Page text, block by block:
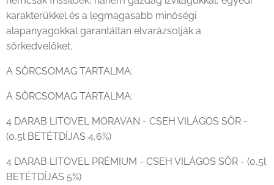
karakterükkel és a legmagasabb minőségi
alapanyagokkal garantáltan elvarázsolják a
sörkedvelőket.
A SÖRCSOMAG TARTALMA:
A SÖRCSOMAG TARTALMA:
4 DARAB LITOVEL MORAVAN - CSEH VILÁGOS SÖR -
(0,5l BETÉTDÍJAS 4,6%)
4 DARAB LITOVEL PRÉMIUM - CSEH VILÁGOS SÖR - (0,5l
BETÉTDÍJAS 5%)